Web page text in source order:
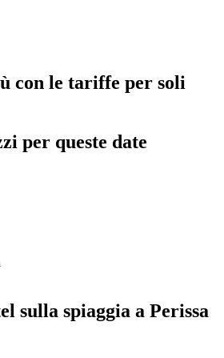
con le tariffe per soli
per queste date
sulla spiaggia a Perissa